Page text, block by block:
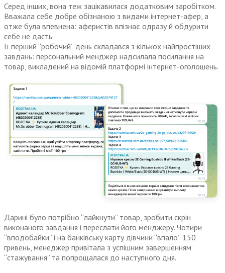
Серед інших, вона теж зацікавилася додатковим заробітком.
Вважала себе добре обізнаною з видами інтернет-афер, а
отже була впевнена: аферистів впізнає одразу й обдурити
себе не дасть.
Її перший “робочий” день складався з кількох найпростіших
завдань: персональний менджер надсилала посилання на
товар, викладений на відомій платформі інтернет-оголошень.
Дарині було потрібно “лайкнути” товар, зробити скрін
виконаного завдання і переслати його менджеру. Чотири
“вподобайки” і на банківську карту дівчини “впало” 150
гривень, менеджер привітала з успішним завершенням
“стажування” та попрощалася до наступного дня.